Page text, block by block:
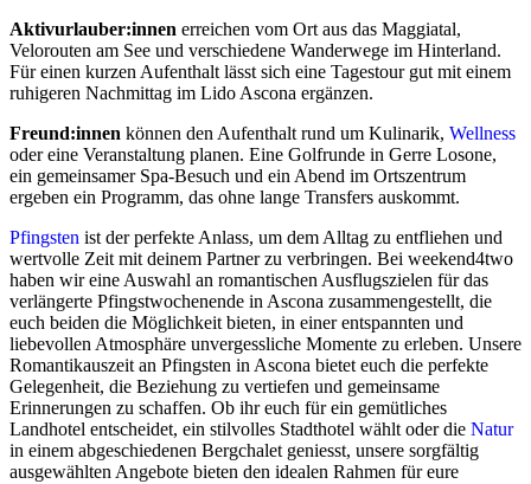
Aktivurlauber:innen erreichen vom Ort aus das Maggiatal,
Velorouten am See und verschiedene Wanderwege im Hinterland.
Für einen kurzen Aufenthalt lässt sich eine Tagestour gut mit einem
ruhigeren Nachmittag im Lido Ascona ergänzen.
Freund:innen können den Aufenthalt rund um Kulinarik, Wellness
oder eine Veranstaltung planen. Eine Golfrunde in Gerre Losone,
ein gemeinsamer Spa-Besuch und ein Abend im Ortszentrum
ergeben ein Programm, das ohne lange Transfers auskommt.
Pfingsten ist der perfekte Anlass, um dem Alltag zu entfliehen und
wertvolle Zeit mit deinem Partner zu verbringen. Bei weekend4two
haben wir eine Auswahl an romantischen Ausflugszielen für das
verlängerte Pfingstwochenende in Ascona zusammengestellt, die
euch beiden die Möglichkeit bieten, in einer entspannten und
liebevollen Atmosphäre unvergessliche Momente zu erleben. Unsere
Romantikauszeit an Pfingsten in Ascona bietet euch die perfekte
Gelegenheit, die Beziehung zu vertiefen und gemeinsame
Erinnerungen zu schaffen. Ob ihr euch für ein gemütliches
Landhotel entscheidet, ein stilvolles Stadthotel wählt oder die Natur
in einem abgeschiedenen Bergchalet geniesst, unsere sorgfältig
ausgewählten Angebote bieten den idealen Rahmen für eure